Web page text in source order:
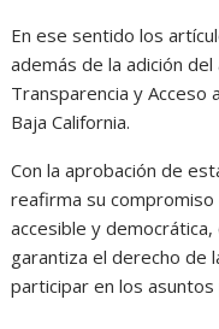
En ese sentido los
además de la adición
Transparencia y Acceso
Baja California.
Con la aprobación de
reafirma su compromiso
accesible y
garantiza el derecho de
participar en los asuntos